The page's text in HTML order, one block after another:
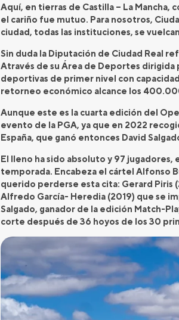
Aquí, en tierras de Castilla – La Mancha,
el cariño fue mutuo. Para nosotros,
ciudad, todas las instituciones, se
Sin duda la Diputación de Ciudad Real
Através de su Área de Deportes dirigida
deportivas de primer nivel con
retorneo económico alcance los
Aunque este es la cuarta edición del
evento de la PGA, ya que en 2022
España, que ganó entonces David
El lleno ha sido absoluto y 97
temporada. Encabeza el cártel Alfonso
querido perderse esta cita: Gerard Piris
Alfredo García- Heredia (2019) que se
Salgado, ganador de la edición Match-
corte después de 36 hoyos de los 30